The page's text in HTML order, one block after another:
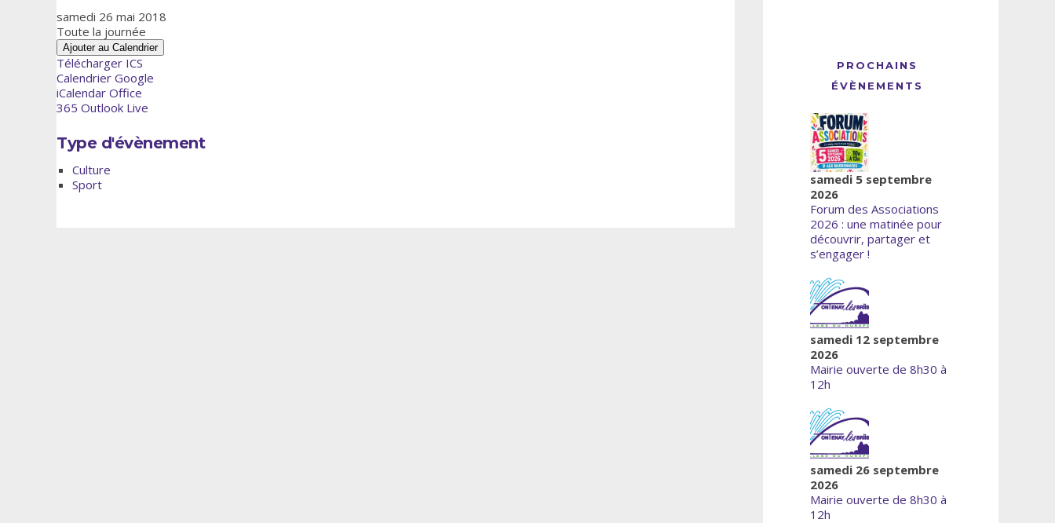
samedi 26 mai 2018
Toute la journée
Ajouter au Calendrier
Télécharger ICS
Calendrier Google
iCalendar Office
365 Outlook Live
Type d'évènement
Culture
Sport
PROCHAINS
ÉVÈNEMENTS
samedi 5 septembre
2026
Forum des Associations
2026 : une matinée pour
découvrir, partager et
s’engager !
samedi 12 septembre
2026
Mairie ouverte de 8h30 à
12h
samedi 26 septembre
2026
Mairie ouverte de 8h30 à
12h